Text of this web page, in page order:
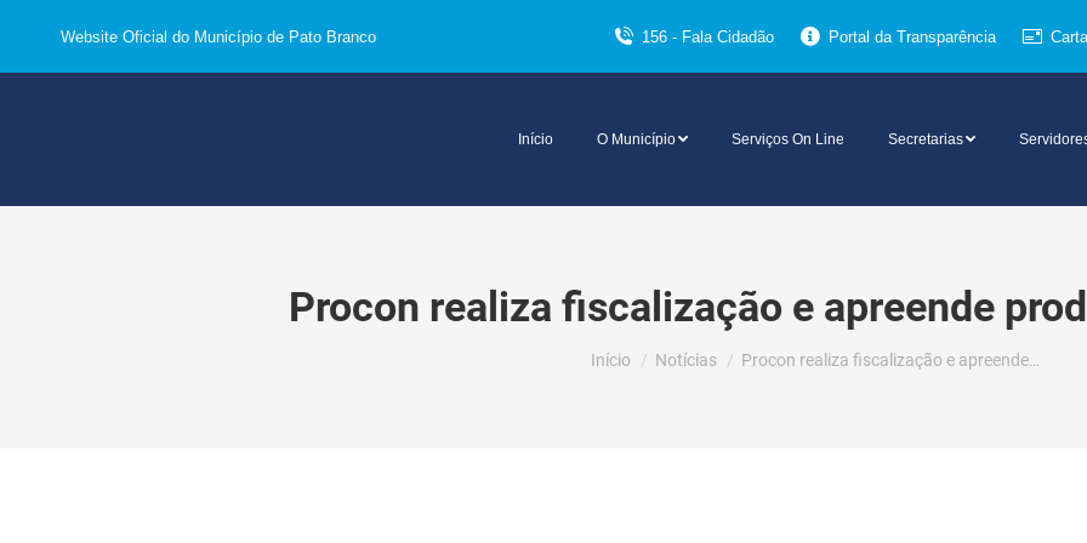
Website Oficial do Município de Pato Branco 156 - Fala Cidadão Portal da Transparência
Início O Município Serviços On Line Secretarias
Procon realiza fiscalização e apreende
Você está aqui:
Início Notícias Procon realiza fiscalização e apreende…